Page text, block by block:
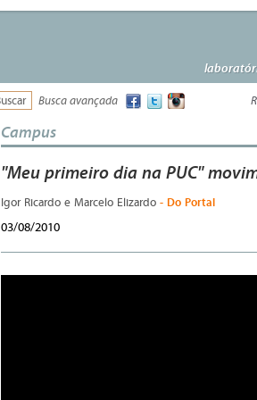
Busca avançada
Campus
"Meu primeiro dia na PUC"
Igor Ricardo e Marcelo Elizardo - Do Portal
03/08/2010